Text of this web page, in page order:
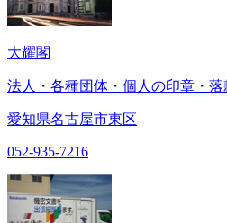
大耀閣
法人・各種団体・個人の印章・
愛知県名古屋市東区
052-935-7216